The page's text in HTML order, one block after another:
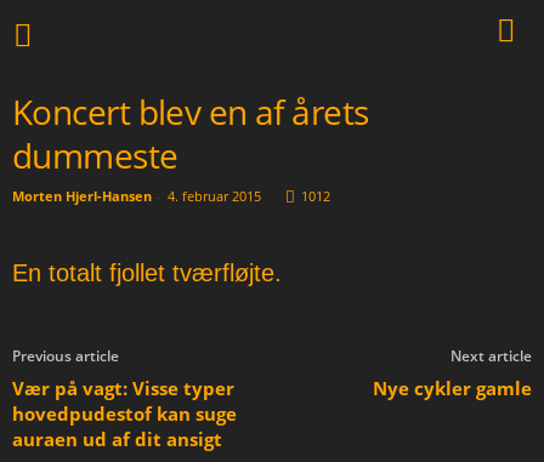
Koncert blev en af årets
dummeste
Morten Hjerl-Hansen - 4. februar 2015 1012
En totalt fjollet tværfløjte.
Previous article
Vær på vagt: Visse typer
hovedpudestof kan suge
auraen ud af dit ansigt
Next article
Nye cykler gamle